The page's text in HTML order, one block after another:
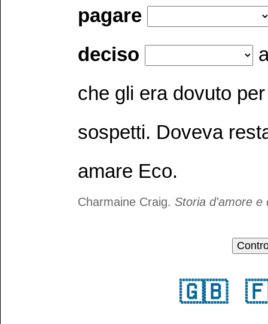
pagare
deciso
che gli era dovuto
sospetti. Doveva
amare Eco.
Charmaine Craig. Storia d'amore e
🇬🇧